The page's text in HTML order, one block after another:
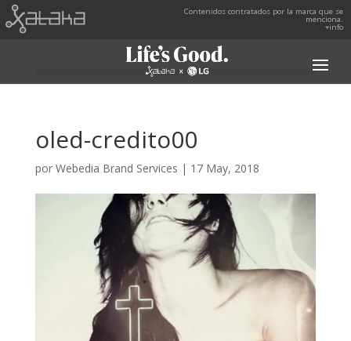
Contenidos contratados por la marca que se
menciona.
+info
oled-credito00
por Webedia Brand Services | 17 May, 2018